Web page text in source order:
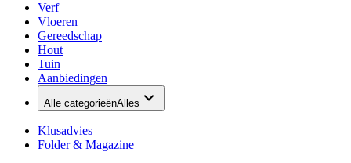
Verf
Vloeren
Gereedschap
Hout
Tuin
Aanbiedingen
Alle categorieënAlles
Klusadvies
Folder & Magazine